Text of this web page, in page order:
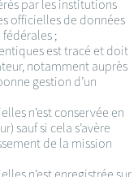
par les institutions
officielles de données
;
est tracé et doit
notamment auprès
gestion d’un
n’est conservée en
sauf si cela s’avère
de la mission